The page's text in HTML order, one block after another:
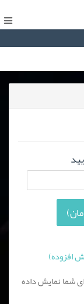
شما نمایش داده